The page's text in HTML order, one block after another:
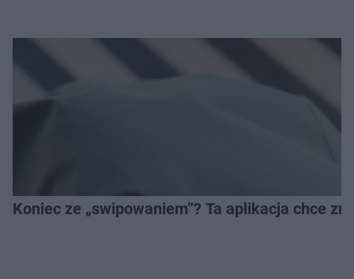
Koniec ze „swipowaniem”? Ta aplikacja chce